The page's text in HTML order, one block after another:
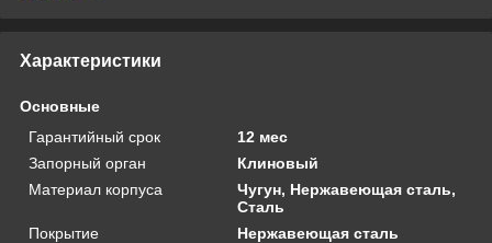
Характеристики
Основные
Гарантийный срок
12 мес
Запорный орган
Клиновый
Материал корпуса
Чугун, Нержавеющая сталь,
Сталь
Покрытие
Нержавеющая сталь